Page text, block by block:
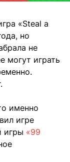
«Steal a
но
не
могут играть
именно
игре
игры «99